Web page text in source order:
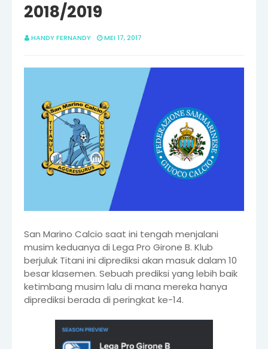
2018/2019
HANDY FERNANDY MEI 17, 2017
San Marino Calcio saat ini tengah menjalani
musim keduanya di Lega Pro Girone B. Klub
berjuluk Titani ini diprediksi akan masuk dalam 10
besar klasemen. Sebuah prediksi yang lebih baik
ketimbang musim lalu di mana mereka hanya
diprediksi berada di peringkat ke-14.